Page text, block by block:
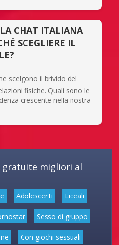
CHAT ITALIANA
SCEGLIERE IL
scelgono il brivido del
fisiche. Quali sono le
crescente nella nostra
gratuite migliori al
Adolescenti Liceali
Sesso di gruppo
Con giochi sessuali